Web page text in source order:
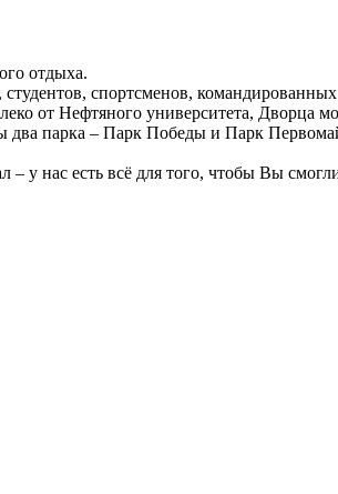
отдыха.
спортсменов, командированных
от Нефтяного университета, Дворца
парка – Парк Победы и Парк
нас есть всё для того, чтобы Вы